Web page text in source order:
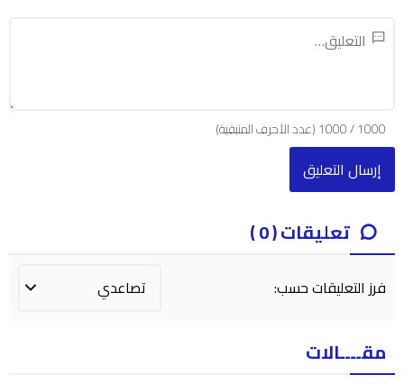
1000
/
1000(عدد الأحرف المتبقية)
تعليقات ( 0 )
فرز التعليقات حسب:
مقــــالات